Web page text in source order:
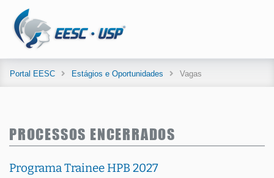
Portal EESC Estágios e Oportunidades Vagas
PROCESSOS ENCERRADOS
Programa Trainee HPB 2027